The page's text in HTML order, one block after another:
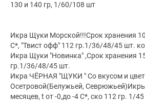
130 и 140 гр, 1/60/108 шт
Икра Щуки Морской!!!Срок хранения
С*, "Твист офф" 112 гр.1/36/48/45 шт.
Икра Щуки "Новинка" ,Срок хранения
гр.1/36/48/45 шт.
Икра ЧЁРНАЯ "ЩУКИ " Со вкусом и
Осетровой(Белужьей,
месяцев, t от -0,до -4 С*, ско 112 гр. 1/